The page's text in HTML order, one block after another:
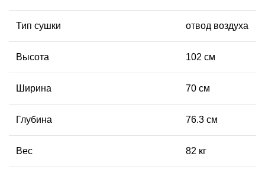
Тип сушки отвод воздуха
Высота 102 см
Ширина 70 см
Глубина 76.3 см
Вес 82 кг